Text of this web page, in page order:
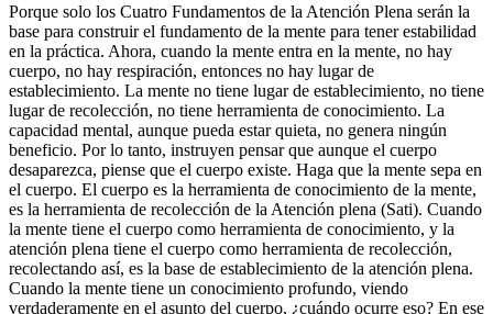
Porque solo los Cuatro Fundamentos de la Atención Plena serán la
base para construir el fundamento de la mente para tener estabilidad
en la práctica. Ahora, cuando la mente entra en la mente, no hay
cuerpo, no hay respiración, entonces no hay lugar de
establecimiento. La mente no tiene lugar de establecimiento, no tiene
lugar de recolección, no tiene herramienta de conocimiento. La
capacidad mental, aunque pueda estar quieta, no genera ningún
beneficio. Por lo tanto, instruyen pensar que aunque el cuerpo
desaparezca, piense que el cuerpo existe. Haga que la mente sepa en
el cuerpo. El cuerpo es la herramienta de conocimiento de la mente,
es la herramienta de recolección de la Atención plena (Sati). Cuando
la mente tiene el cuerpo como herramienta de conocimiento, y la
atención plena tiene el cuerpo como herramienta de recolección,
recolectando así, es la base de establecimiento de la atención plena.
Cuando la mente tiene un conocimiento profundo, viendo
verdaderamente en el asunto del cuerpo, ¿cuándo ocurre eso? En ese